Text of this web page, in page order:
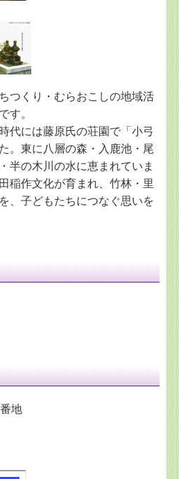
つくり・むらおこしの地域活
す。
代には藤原氏の荘園で「小弓
。東に八層の森・入鹿池・尾
半の木川の水に恵まれていま
稲作文化が育まれ、竹林・里
、子どもたちにつなぐ思いを
地